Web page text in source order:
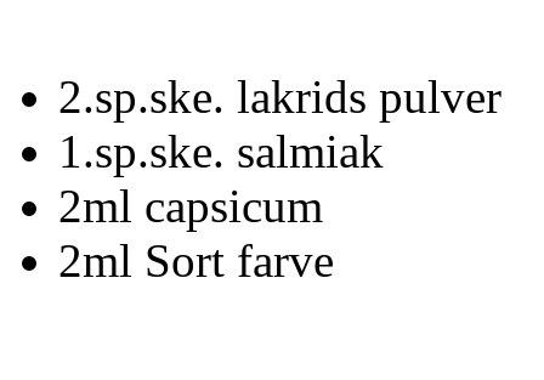
2.sp.ske. lakrids pulver
1.sp.ske. salmiak
2ml capsicum
2ml Sort farve